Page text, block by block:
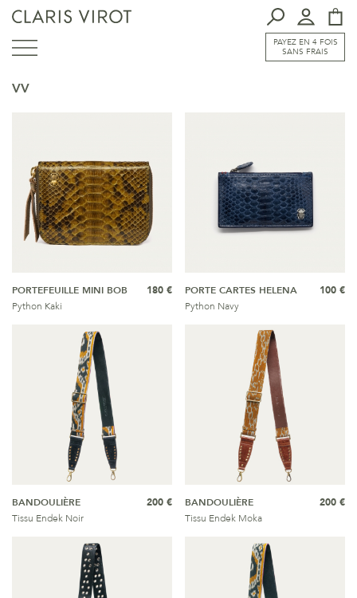
PAYEZ EN 4 FOIS
SANS FRAIS
VV
PORTEFEUILLE MINI BOB
Python Kaki
180 €
PORTE CARTES HELENA
Python Navy
100 €
BANDOULIÈRE
Tissu Endek Noir
200 €
BANDOULIÈRE
Tissu Endek Moka
200 €